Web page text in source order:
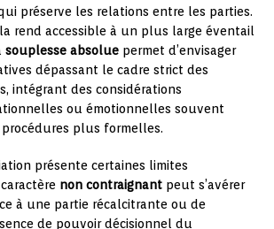
préserve les relations entre les parties.
la rend accessible à un plus large éventail
souplesse absolue permet d’envisager
dépassant le cadre strict des
intégrant des considérations
ou émotionnelles souvent
plus formelles.
présente certaines limites
non contraignant peut s’avérer
à une partie récalcitrante ou de
de pouvoir décisionnel du